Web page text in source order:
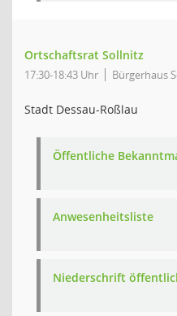
Ortschaftsrat Sollnitz
17:30-18:43 Uhr Bürgerhaus
Stadt Dessau-Roßlau
Öffentliche
Anwesenheitsliste
Niederschrift